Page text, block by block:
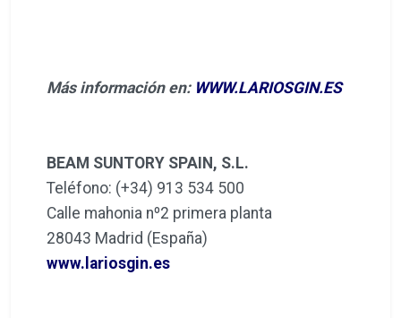
Más información en: WWW.LARIOSGIN.ES
BEAM SUNTORY SPAIN, S.L.
Teléfono: (+34) 913 534 500
Calle mahonia nº2 primera planta
28043 Madrid (España)
www.lariosgin.es